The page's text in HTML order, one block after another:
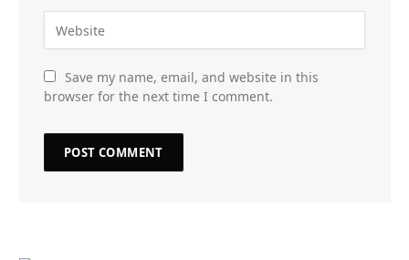
Save my name, email, and website in this
browser for the next time I comment.